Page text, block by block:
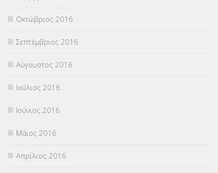
Οκτώβριος 2016
Σεπτέμβριος 2016
Αύγουστος 2016
Ιούλιος 2016
Ιούνιος 2016
Μάιος 2016
Απρίλιος 2016